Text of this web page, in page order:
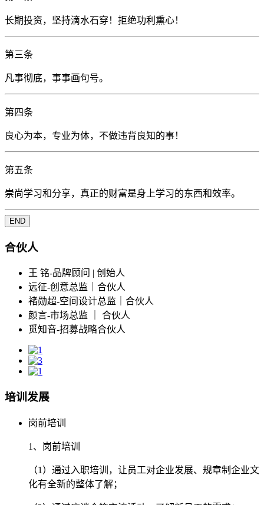
长期投资，坚持滴水石穿！拒绝功利熏心！
第三条
凡事彻底，事事画句号。
第四条
良心为本，专业为体，不做违背良知的事！
第五条
崇尚学习和分享，真正的财富是身上学习的东西和效率。
END
合伙人
王 铭-品牌顾问 | 创始人
远征-创意总监｜合伙人
褚勋超-空间设计总监｜合伙人
颜言-市场总监 ｜ 合伙人
觅知音-招募战略合伙人
培训发展
岗前培训
1、岗前培训
（1）通过入职培训，让员工对企业发展、规章制企业文
化有全新的整体了解；